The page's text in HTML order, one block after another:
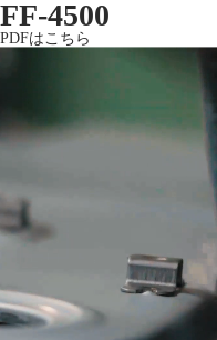
FF-4500
PDFはこちら